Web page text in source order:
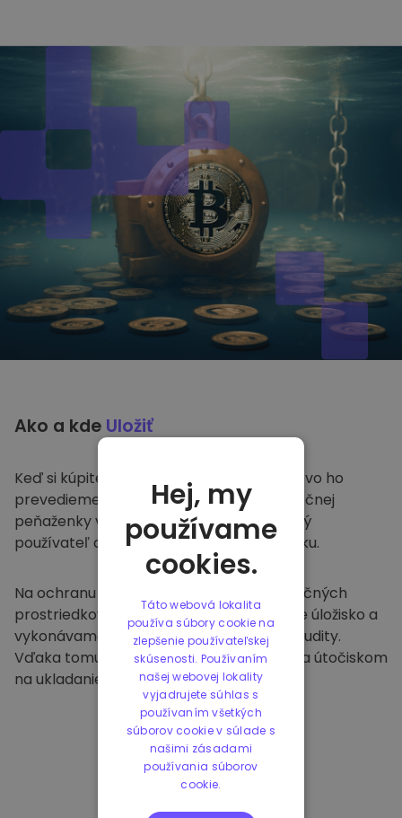
Ako a kde Uložiť
Keď si kúpite na Kriptomat
, bezproblémovo ho
prevedieme do vašej vyhradenej a bezpečnej
peňaženky v rámci našej platformy. Každý
používateľ dostane individuálnu peňaženku.
Na ochranu našich zákazníkov a ich finančných
prostriedkov ponúkame bezpečné offline úložisko a
vykonávame pravidelné bezpečnostné audity.
Vďaka tomuto prístupu je naša platforma útočiskom
na ukladanie a iných kryptomien.
Hej, my
používame
cookies.
Táto webová lokalita
používa súbory cookie na
zlepšenie používateľskej
skúsenosti. Používaním
našej webovej lokality
vyjadrujete súhlas s
používaním všetkých
súborov cookie v súlade s
našimi zásadami
používania súborov
cookie.